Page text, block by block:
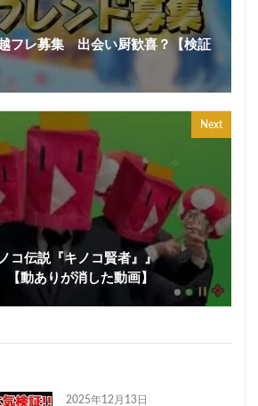
フレ募集 出会い厨歓喜？【検証
Next
コ伝説『キノコ賢者』』
動ありが消した動画】
2025年12月13日